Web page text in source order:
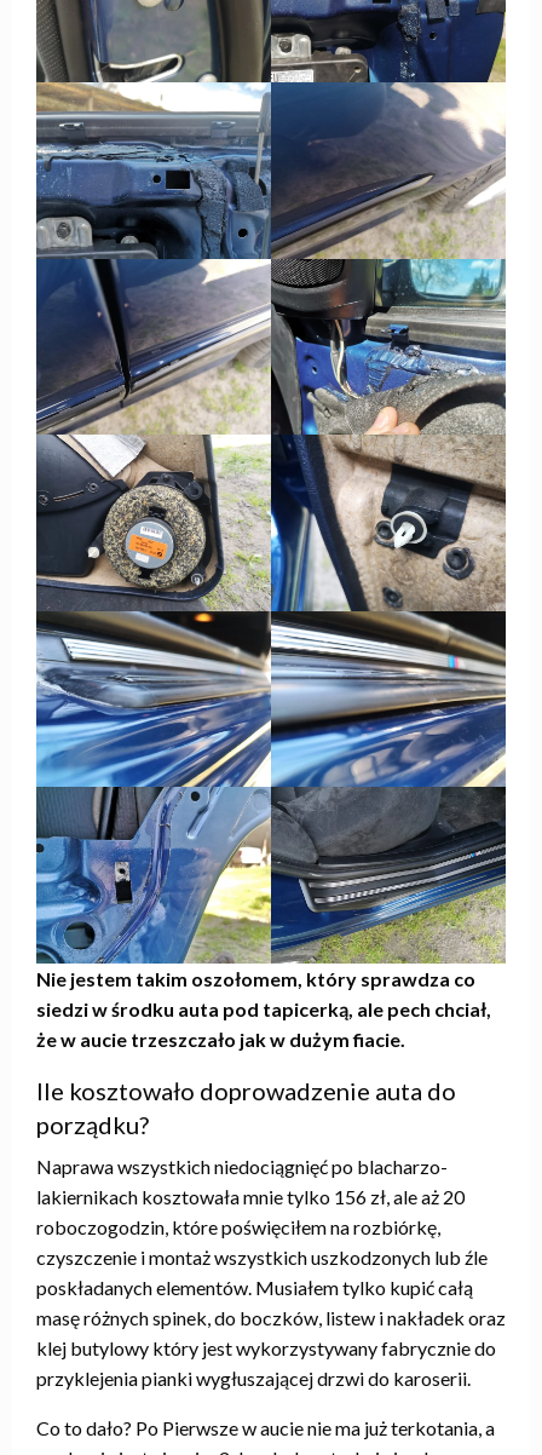
Nie jestem takim oszołomem, który sprawdza co
siedzi w środku auta pod tapicerką, ale pech chciał,
że w aucie trzeszczało jak w dużym fiacie.
Ile kosztowało doprowadzenie auta do
porządku?
Naprawa wszystkich niedociągnięć po blacharzo-
lakiernikach kosztowała mnie tylko 156 zł, ale aż 20
roboczogodzin, które poświęciłem na rozbiórkę,
czyszczenie i montaż wszystkich uszkodzonych lub źle
poskładanych elementów. Musiałem tylko kupić całą
masę różnych spinek, do boczków, listew i nakładek oraz
klej butylowy który jest wykorzystywany fabrycznie do
przyklejenia pianki wygłuszającej drzwi do karoserii.
Co to dało? Po Pierwsze w aucie nie ma już terkotania, a